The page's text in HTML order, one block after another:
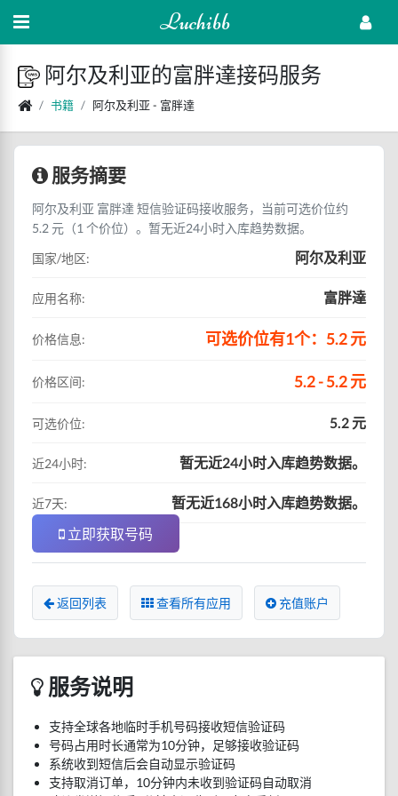
Luchibb
阿尔及利亚的富胖達接码服务
书籍 阿尔及利亚 - 富胖達
服务摘要
阿尔及利亚 富胖達 短信验证码接收服务，当前可选价位约
5.2 元（1 个价位）。暂无近24小时入库趋势数据。
国家/地区:
阿尔及利亚
应用名称: 富胖達
价格信息: 可选价位有1个：5.2 元
价格区间: 5.2 - 5.2 元
可选价位: 5.2 元
近24小时: 暂无近24小时入库趋势数据。
近7天:
暂无近168小时入库趋势数据。
立即获取号码
返回列表 查看所有应用 充值账户
服务说明
支持全球各地临时手机号码接收短信验证码
号码占用时长通常为10分钟，足够接收验证码
系统收到短信后会自动显示验证码
支持取消订单，10分钟内未收到验证码自动取消